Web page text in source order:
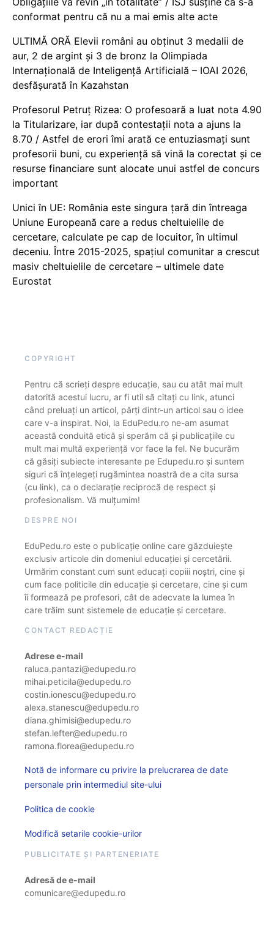
conformat pentru că nu a mai emis alte acte
ULTIMĂ ORĂ Elevii români au obținut 3 medalii de
aur, 2 de argint și 3 de bronz la Olimpiada
Internațională de Inteligență Artificială – IOAI 2026,
desfășurată în Kazahstan
Profesorul Petruț Rizea: O profesoară a luat nota 4.90
la Titularizare, iar după contestații nota a ajuns la
8.70 / Astfel de erori îmi arată ce entuziasmați sunt
profesorii buni, cu experiență să vină la corectat și ce
resurse financiare sunt alocate unui astfel de concurs
important
Unici în UE: România este singura țară din întreaga
Uniune Europeană care a redus cheltuielile de
cercetare, calculate pe cap de locuitor, în ultimul
deceniu. Între 2015-2025, spațiul comunitar a crescut
masiv cheltuielile de cercetare – ultimele date
Eurostat
COPYRIGHT
Pentru că scrieți despre educație, sau cu atât mai mult
datorită acestui lucru, ar fi util să citați cu link, atunci
când preluați un articol, părți dintr-un articol sau o idee
care v-a inspirat. Noi, la EduPedu.ro ne-am asumat
această conduită etică și sperăm că și publicațiile cu
mult mai multă experiență vor face la fel. Ne bucurăm
că găsiți subiecte interesante pe Edupedu.ro și suntem
siguri că înțelegeți rugămintea noastră de a cita sursa
(cu link), ca o declarație reciprocă de respect și
profesionalism. Vă mulțumim!
DESPRE NOI
EduPedu.ro este o publicație online care găzduiește
exclusiv articole din domeniul educației și cercetării.
Urmărim constant cum sunt educați copiii noștri, cine și
cum face politicile din educație și cercetare, cine și cum
îi formează pe profesori, cât de adecvate la lumea în
care trăim sunt sistemele de educație și cercetare.
CONTACT REDACȚIE
Adrese e-mail
raluca.pantazi@edupedu.ro
mihai.peticila@edupedu.ro
costin.ionescu@edupedu.ro
alexa.stanescu@edupedu.ro
diana.ghimisi@edupedu.ro
stefan.lefter@edupedu.ro
ramona.florea@edupedu.ro
Notă de informare cu privire la prelucrarea de date
personale prin intermediul site-ului
Politica de cookie
Modifică setarile cookie-urilor
PUBLICITATE ȘI PARTENERIATE
Adresă de e-mail
comunicare@edupedu.ro